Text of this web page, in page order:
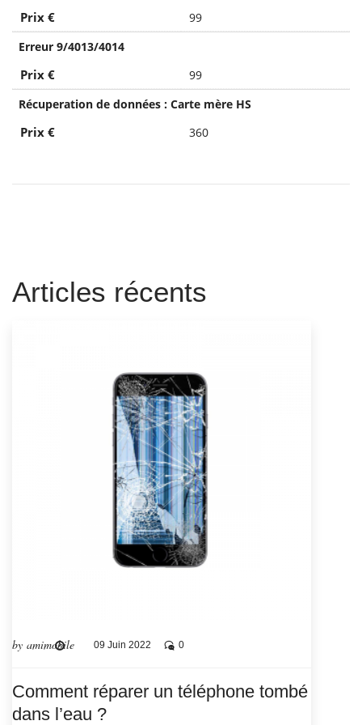
Prix €
99
Erreur 9/4013/4014
Prix €
99
Récuperation de données : Carte mère HS
Prix € 360
Articles récents
by amimobile 09 Juin 2022 0
Comment réparer un téléphone tombé
dans l’eau ?